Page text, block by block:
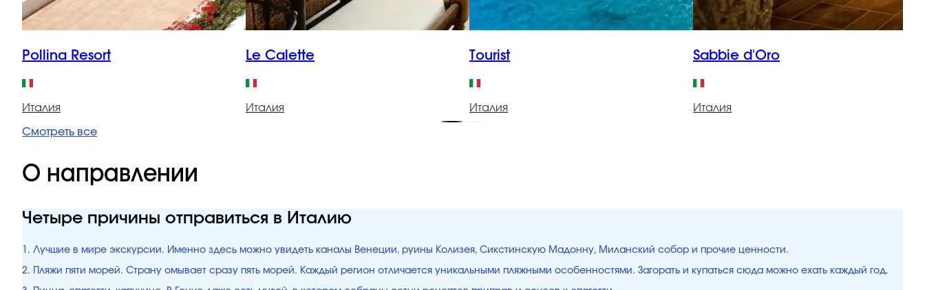
Pollina Resort
Италия
Le Calette
Италия
Tourist
Италия
Sabbie d'Oro
Италия
Смотреть все
О направлении
Четыре причины отправиться в Италию
1. Лучшие в мире экскурсии. Именно здесь можно увидеть каналы Венеции, руины Колизея, Сикстинскую Мадонну, Миланский собор и прочие ценности.
2. Пляжи пяти морей. Страну омывает сразу пять морей. Каждый регион отличается уникальными пляжными особенностями. Загорать и купаться сюда можно ехать каждый год.